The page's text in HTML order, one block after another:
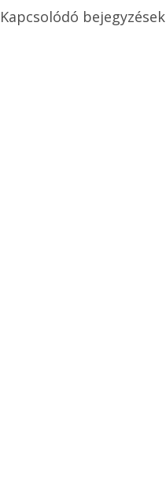
Kapcsolódó bejegyzések